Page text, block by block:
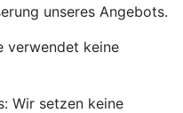
unseres Angebots.
verwendet keine
Wir setzen keine